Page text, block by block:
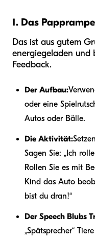
1. Das
Das ist aus gutem
energiegeladen und
Feedback.
Der Aufbau:
oder eine
Autos oder Bälle.
Die Aktivität:
Sagen Sie: „Ich
Rollen Sie es mit
Kind das Auto
bist du dran!“
Der Speech Blubs
„Spätsprecher“